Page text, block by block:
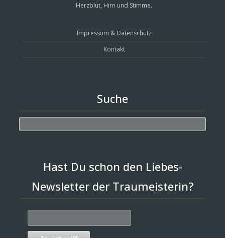
Herzblut, Hirn und Stimme.
Impressum & Datenschutz
Kontakt
Suche
Hast Du schon den Liebes-
Newsletter der Traumeisterin?